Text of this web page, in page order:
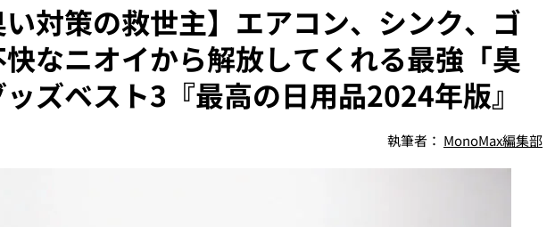
い対策の救世主】エアコン、シンク、ゴ
なニオイから解放してくれる最強「臭
ズベスト3『最高の日用品2024年版』
執筆者： MonoMax編集部